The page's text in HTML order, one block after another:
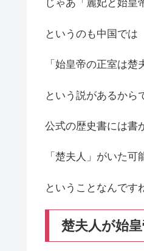
じゃあ「麗妃と始皇
というのも中国では
「始皇帝の正室は楚
という説があるから
公式の歴史書には書
「楚夫人」がいた可
ということなんです
楚夫人が始